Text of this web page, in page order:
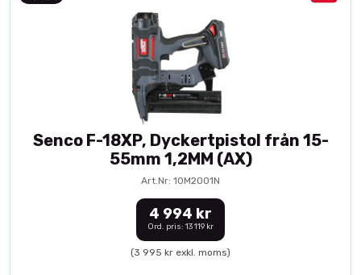
Senco F-18XP, Dyckertpistol från 15-
55mm 1,2MM (AX)
Art.Nr: 10M2001N
4 994 kr
Ord. pris: 13 119 kr
(3 995 kr exkl. moms)